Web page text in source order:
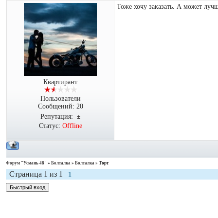
Квартирант
Пользователи
Сообщений: 20
Репутация: ±
Статус: Offline
Тоже хочу заказать. А может
Форум "Усмань 48" » Болталка » Болталка » Торт
Страница 1 из 1 1